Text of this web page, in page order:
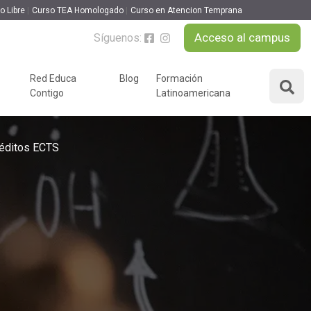
Libre Curso TEA Homologado Curso en Atencion Temprana
Síguenos: Acceso al campus
Desarrollo Personal y
Educación y Docencia
Formación Empresarial
Idiomas
Nuevas Tecnologías y
Ocio y Tiempo Libre
Red Educa
Contigo
podcast
Blog
Formación
Latinoamericana
ECTS